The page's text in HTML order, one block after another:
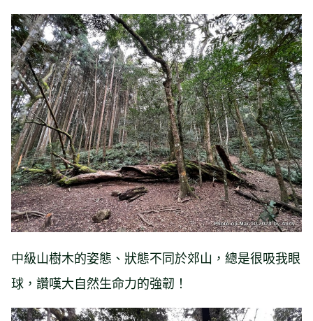
中級山樹木的姿態、狀態不同於郊山，總是很吸我眼
球，讚嘆大自然生命力的強韌！